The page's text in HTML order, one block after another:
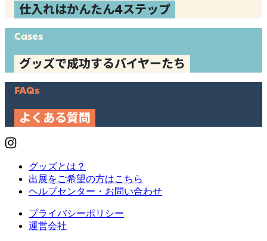
仕入れはかんたん4ステップ
Cases
グッズで成功するバイヤーたち
FAQs
よくある質問
グッズとは？
出展をご希望の方はこちら
ヘルプセンター・お問い合わせ
プライバシーポリシー
運営会社